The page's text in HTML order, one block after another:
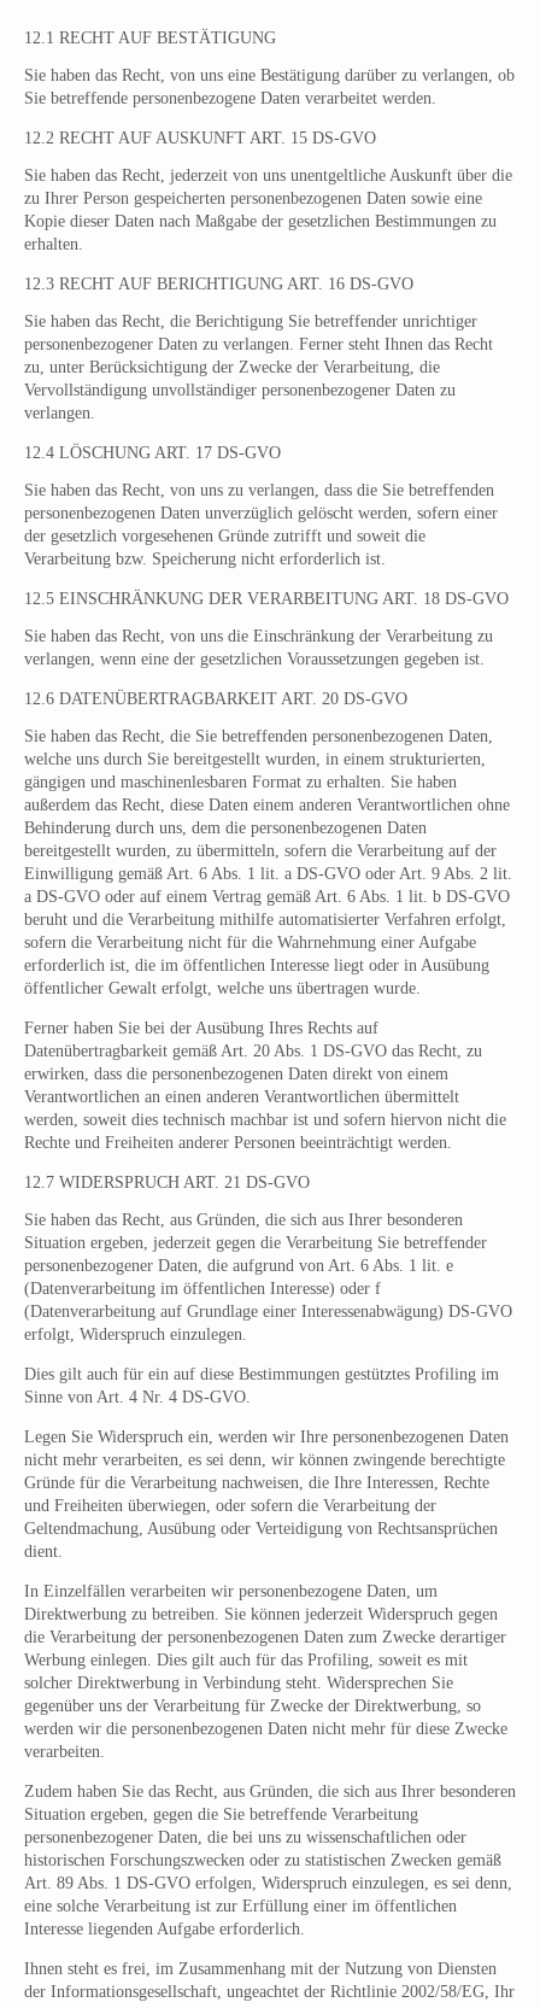
12.1 RECHT AUF BESTÄTIGUNG
Sie haben das Recht, von uns eine Bestätigung darüber zu verlangen, ob
Sie betreffende personenbezogene Daten verarbeitet werden.
12.2 RECHT AUF AUSKUNFT ART. 15 DS-GVO
Sie haben das Recht, jederzeit von uns unentgeltliche Auskunft über die
zu Ihrer Person gespeicherten personenbezogenen Daten sowie eine
Kopie dieser Daten nach Maßgabe der gesetzlichen Bestimmungen zu
erhalten.
12.3 RECHT AUF BERICHTIGUNG ART. 16 DS-GVO
Sie haben das Recht, die Berichtigung Sie betreffender unrichtiger
personenbezogener Daten zu verlangen. Ferner steht Ihnen das Recht
zu, unter Berücksichtigung der Zwecke der Verarbeitung, die
Vervollständigung unvollständiger personenbezogener Daten zu
verlangen.
12.4 LÖSCHUNG ART. 17 DS-GVO
Sie haben das Recht, von uns zu verlangen, dass die Sie betreffenden
personenbezogenen Daten unverzüglich gelöscht werden, sofern einer
der gesetzlich vorgesehenen Gründe zutrifft und soweit die
Verarbeitung bzw. Speicherung nicht erforderlich ist.
12.5 EINSCHRÄNKUNG DER VERARBEITUNG ART. 18 DS-GVO
Sie haben das Recht, von uns die Einschränkung der Verarbeitung zu
verlangen, wenn eine der gesetzlichen Voraussetzungen gegeben ist.
12.6 DATENÜBERTRAGBARKEIT ART. 20 DS-GVO
Sie haben das Recht, die Sie betreffenden personenbezogenen Daten,
welche uns durch Sie bereitgestellt wurden, in einem strukturierten,
gängigen und maschinenlesbaren Format zu erhalten. Sie haben
außerdem das Recht, diese Daten einem anderen Verantwortlichen ohne
Behinderung durch uns, dem die personenbezogenen Daten
bereitgestellt wurden, zu übermitteln, sofern die Verarbeitung auf der
Einwilligung gemäß Art. 6 Abs. 1 lit. a DS-GVO oder Art. 9 Abs. 2 lit.
a DS-GVO oder auf einem Vertrag gemäß Art. 6 Abs. 1 lit. b DS-GVO
beruht und die Verarbeitung mithilfe automatisierter Verfahren erfolgt,
sofern die Verarbeitung nicht für die Wahrnehmung einer Aufgabe
erforderlich ist, die im öffentlichen Interesse liegt oder in Ausübung
öffentlicher Gewalt erfolgt, welche uns übertragen wurde.
Ferner haben Sie bei der Ausübung Ihres Rechts auf
Datenübertragbarkeit gemäß Art. 20 Abs. 1 DS-GVO das Recht, zu
erwirken, dass die personenbezogenen Daten direkt von einem
Verantwortlichen an einen anderen Verantwortlichen übermittelt
werden, soweit dies technisch machbar ist und sofern hiervon nicht die
Rechte und Freiheiten anderer Personen beeinträchtigt werden.
12.7 WIDERSPRUCH ART. 21 DS-GVO
Sie haben das Recht, aus Gründen, die sich aus Ihrer besonderen
Situation ergeben, jederzeit gegen die Verarbeitung Sie betreffender
personenbezogener Daten, die aufgrund von Art. 6 Abs. 1 lit. e
(Datenverarbeitung im öffentlichen Interesse) oder f
(Datenverarbeitung auf Grundlage einer Interessenabwägung) DS-GVO
erfolgt, Widerspruch einzulegen.
Dies gilt auch für ein auf diese Bestimmungen gestütztes Profiling im
Sinne von Art. 4 Nr. 4 DS-GVO.
Legen Sie Widerspruch ein, werden wir Ihre personenbezogenen Daten
nicht mehr verarbeiten, es sei denn, wir können zwingende berechtigte
Gründe für die Verarbeitung nachweisen, die Ihre Interessen, Rechte
und Freiheiten überwiegen, oder sofern die Verarbeitung der
Geltendmachung, Ausübung oder Verteidigung von Rechtsansprüchen
dient.
In Einzelfällen verarbeiten wir personenbezogene Daten, um
Direktwerbung zu betreiben. Sie können jederzeit Widerspruch gegen
die Verarbeitung der personenbezogenen Daten zum Zwecke derartiger
Werbung einlegen. Dies gilt auch für das Profiling, soweit es mit
solcher Direktwerbung in Verbindung steht. Widersprechen Sie
gegenüber uns der Verarbeitung für Zwecke der Direktwerbung, so
werden wir die personenbezogenen Daten nicht mehr für diese Zwecke
verarbeiten.
Zudem haben Sie das Recht, aus Gründen, die sich aus Ihrer besonderen
Situation ergeben, gegen die Sie betreffende Verarbeitung
personenbezogener Daten, die bei uns zu wissenschaftlichen oder
historischen Forschungszwecken oder zu statistischen Zwecken gemäß
Art. 89 Abs. 1 DS-GVO erfolgen, Widerspruch einzulegen, es sei denn,
eine solche Verarbeitung ist zur Erfüllung einer im öffentlichen
Interesse liegenden Aufgabe erforderlich.
Ihnen steht es frei, im Zusammenhang mit der Nutzung von Diensten
der Informationsgesellschaft, ungeachtet der Richtlinie 2002/58/EG, Ihr